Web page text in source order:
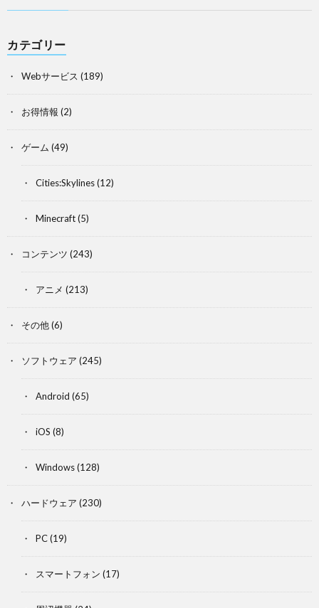
カテゴリー
Webサービス (189)
お得情報 (2)
ゲーム (49)
Cities:Skylines(12)
Minecraft(5)
コンテンツ (243)
アニメ (213)
その他(6)
ソフトウェア (245)
Android (65)
iOS (8)
Windows(128)
ハードウェア (230)
PC(19)
スマートフォン (17)